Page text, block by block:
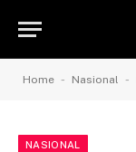
Home - Nasional -
NASIONAL